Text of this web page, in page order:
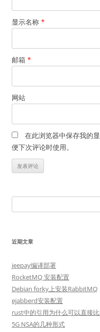
显示名称 *
邮箱 *
网站
在此浏览器中保存我的
便下次评论时使用。
索：
近期文章
jeepay编译部署
RocketMQ 安装配置
Debian forky上安装RabbitMQ
ejabberd安装配置
rust中的引用为什么可以直接
5G NSA的几种形式